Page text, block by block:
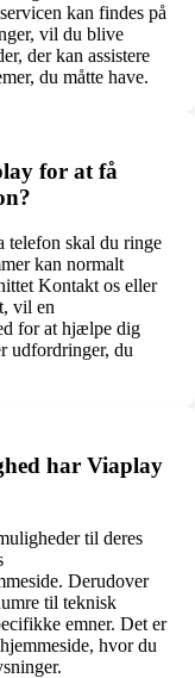
kan findes på
vil du blive
der kan assistere
du måtte have.
for at få
telefon skal du ringe
kan normalt
Kontakt os eller
vil en
for at hjælpe dig
udfordringer, du
har Viaplay
til deres
Derudover
til teknisk
emner. Det er
hvor du